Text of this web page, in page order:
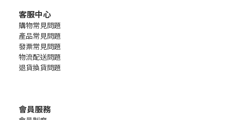
客服中心
購物常見問題
產品常見問題
發票常見問題
物流配送問題
退貨換貨問題
會員服務